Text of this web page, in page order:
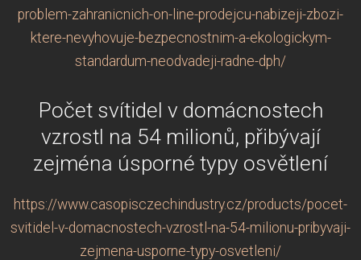
problem-zahranicnich-on-line-prodejcu-nabizeji-zbozi-
ktere-nevyhovuje-bezpecnostnim-a-ekologickym-
standardum-neodvadeji-radne-dph/
Počet svítidel v domácnostech
vzrostl na 54 milionů, přibývají
zejména úsporné typy osvětlení
https://www.casopisczechindustry.cz/products/pocet-
svitidel-v-domacnostech-vzrostl-na-54-milionu-pribyvaji-
zejmena-usporne-typy-osvetleni/